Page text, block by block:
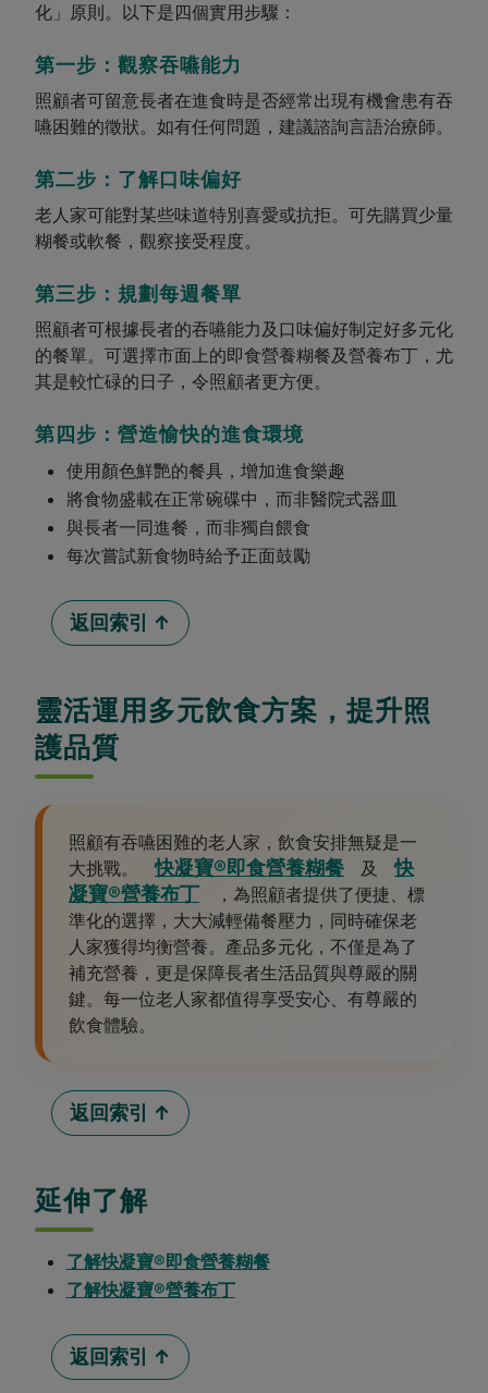
化」原則。以下是四個實用步驟：
第一步：觀察吞嚥能力
照顧者可留意長者在進食時是否經常出現有機會患有吞
嚥困難的徵狀。如有任何問題，建議諮詢言語治療師。
第二步：了解口味偏好
老人家可能對某些味道特別喜愛或抗拒。可先購買少量
糊餐或軟餐，觀察接受程度。
第三步：規劃每週餐單
照顧者可根據長者的吞嚥能力及口味偏好制定好多元化
的餐單。可選擇市面上的即食營養糊餐及營養布丁，尤
其是較忙碌的日子，令照顧者更方便。
第四步：營造愉快的進食環境
使用顏色鮮艷的餐具，增加進食樂趣
將食物盛載在正常碗碟中，而非醫院式器皿
與長者一同進餐，而非獨自餵食
每次嘗試新食物時給予正面鼓勵
返回索引 ↑
靈活運用多元飲食方案，提升照
護品質
照顧有吞嚥困難的老人家，飲食安排無疑是一
大挑戰。
快凝寶®即食營養糊餐 及
快
凝寶®營養布丁
，為照顧者提供了便捷、標
準化的選擇，大大減輕備餐壓力，同時確保老
人家獲得均衡營養。產品多元化，不僅是為了
補充營養，更是保障長者生活品質與尊嚴的關
鍵。每一位老人家都值得享受安心、有尊嚴的
飲食體驗。
返回索引 ↑
延伸了解
了解快凝寶®即食營養糊餐
了解快凝寶®營養布丁
返回索引 ↑